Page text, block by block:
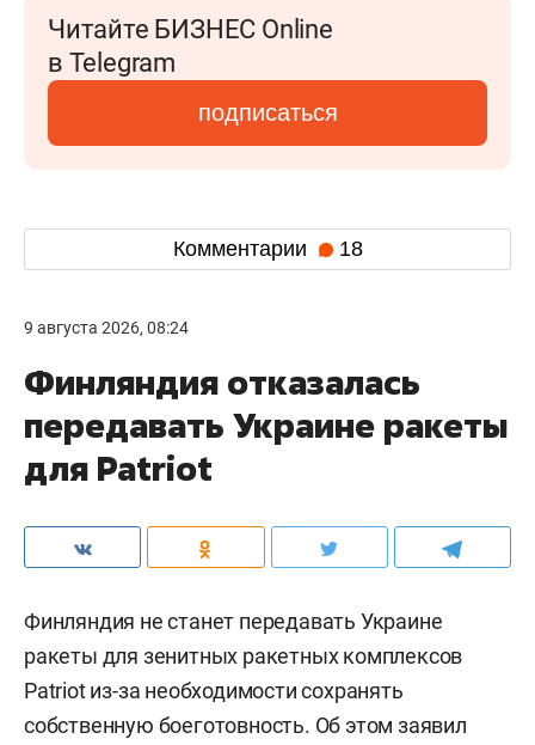
Читайте БИЗНЕС Online
в Telegram
подписаться
Комментарии 18
9 августа 2026, 08:24
Финляндия отказалась
передавать Украине ракеты
для Patriot
Финляндия не станет передавать Украине
ракеты для зенитных ракетных комплексов
Patriot из-за необходимости сохранять
собственную боеготовность. Об этом заявил